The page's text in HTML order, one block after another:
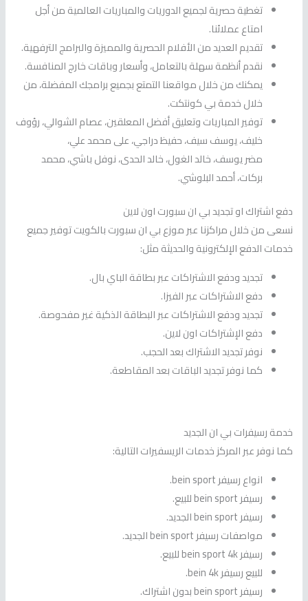
تغطية حصرية لجميع الدوريات والمباريات العالمية من أجل
امتاع عملائنا.
تقديم العديد من الأفلام الحصرية والمميزة والبرامج الترفهية.
نقدم أنظمة سهلة بالتعامل، وأسعار وباقات خارج المنافسة.
يمكنك من خلال مواقعنا التمتع بجميع برامجك المفضلة، من
خلال خدمة بي كونتكت.
توفير المباريات وتعليق أفضل المعلقين، عصام الشوالي، رؤوف
خليف، يوسف سيف، حفيظ دراجي، على محمد علي،
مضر يوسف، خالد الغول، خالد الحدى، نوفل باشي، محمد
بركات، أحمد البلوشي.
دفع اشتراك او تجديد بي ان سبورت اون لاين
نسعى من خلال مراكزنا عبر موزع بي ان سبورت بالكويت توفير جميع
خدمات الدفع الإلكترونية والحديثة مثل:
تجديد ودفع الاشتراكات عبر بطاقة الباي بال.
دفع الاشتراكات عبر الفيزا.
تجديد ودفع الاشتراكات عبر البطاقة الذكية غير مفحوصة.
دفع الإشتراكات اون لاين.
نوفر تجديد الاشتراك بعد الحجب.
كما نوفر تجديد الباقات بعد المقاطعة.
خدمة رسيفرات بي ان الجديد
كما نوفر عبر المركز خدمات الريسفيرات التالية:
انواع رسيفر bein sport.
رسيفر bein sport للبيع.
رسيفر bein sport الجديد.
مواصفات رسيفر bein sport الجديد.
رسيفر bein sport 4k للبيع.
للبيع رسيفر bein 4k.
رسيفر bein sport بدون اشتراك.